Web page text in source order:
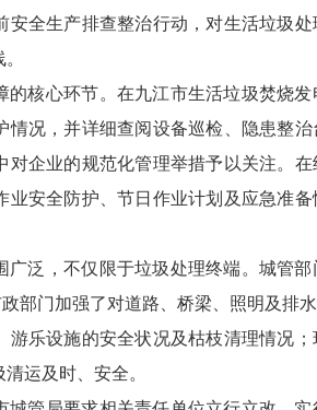
安全生产排查整治行动，对生活垃圾
的核心环节。在九江市生活垃圾焚烧
情况，并详细查阅设备巡检、隐患整
对企业的规范化管理举措予以关注。
业安全防护、节日作业计划及应急准
广泛，不仅限于垃圾处理终端。城管
部门加强了对道路、桥梁、照明及排
游乐设施的安全状况及枯枝清理情况
运及时、安全。